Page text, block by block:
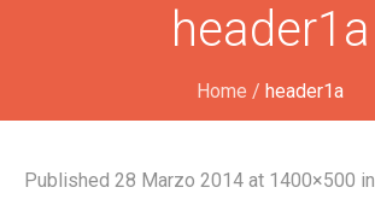
header1a
Home / header1a
Published 28 Marzo 2014 at 1400×500 in